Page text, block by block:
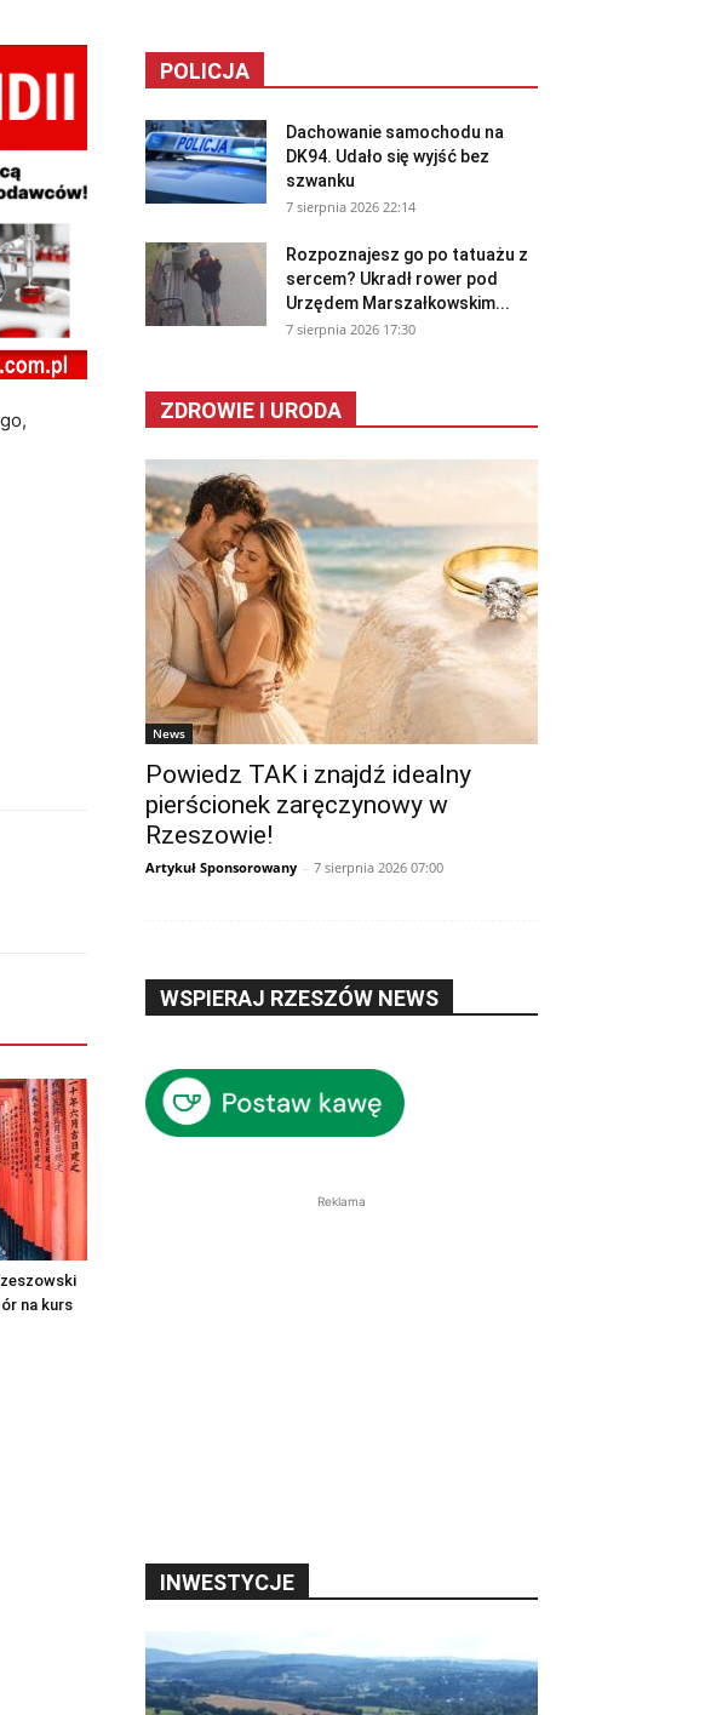
na kurs
POLICJA
Dachowanie samochodu na
DK94. Udało się wyjść bez
szwanku
7 sierpnia 2026 22:14
Rozpoznajesz go po tatuażu z
sercem? Ukradł rower pod
Urzędem Marszałkowskim...
7 sierpnia 2026 17:30
ZDROWIE I URODA
News
Powiedz TAK i znajdź idealny
pierścionek zaręczynowy w
Rzeszowie!
Artykuł Sponsorowany - 7 sierpnia 2026 07:00
WSPIERAJ RZESZÓW NEWS
Reklama
INWESTYCJE